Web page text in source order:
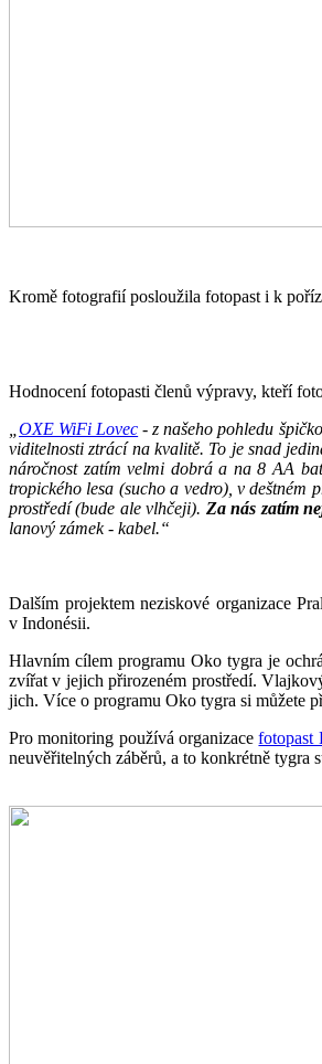
Kromě fotografií posloužila fotopast i k
Hodnocení fotopasti členů výpravy, kteří
OXE WiFi Lovec - z našeho pohledu
viditelnosti ztrácí na kvalitě. To je snad
náročnost zatím velmi dobrá a na 8 AA
tropického lesa (sucho a vedro), v deštném
prostředí (bude ale vlhčeji). Za nás zatím
lanový zámek - kabel.“
Dalším projektem neziskové organizace
v Indonésii.
Hlavním cílem programu Oko tygra je
zvířat v jejich přirozeném prostředí.
jich. Více o programu Oko tygra si můžete
Pro monitoring používá organizacefotopast
neuvěřitelných záběrů, a to konkrétně tygra